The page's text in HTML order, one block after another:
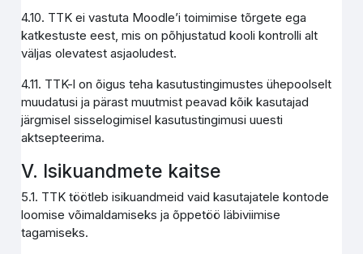
4.10. TTK ei vastuta Moodle’i toimimise tõrgete ega
katkestuste eest, mis on põhjustatud kooli kontrolli alt
väljas olevatest asjaoludest.
4.11. TTK-l on õigus teha kasutustingimustes ühepoolselt
muudatusi ja pärast muutmist peavad kõik kasutajad
järgmisel sisselogimisel kasutustingimusi uuesti
aktsepteerima.
V. Isikuandmete kaitse
5.1. TTK töötleb isikuandmeid vaid kasutajatele kontode
loomise võimaldamiseks ja õppetöö läbiviimise
tagamiseks.